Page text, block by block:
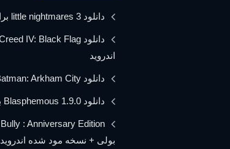
دانلود little nightmares 3 برای اندروید
اندروید
دانلود Batman: Arkham City برای اندروید
دانلود Blasphemous 1.9.0 برای اندروید
بولی + نسخه مود شده اندروید